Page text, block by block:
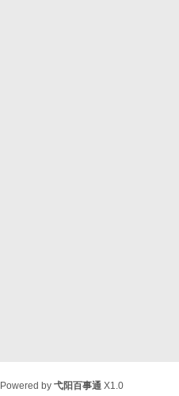
Powered by 弋阳百事通 X1.0